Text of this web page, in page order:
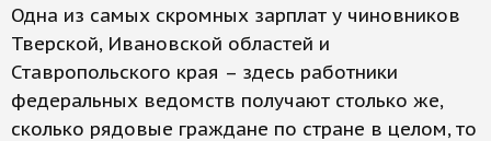
Одна из самых скромных зарплат у чиновников
Тверской, Ивановской областей и
Ставропольского края – здесь работники
федеральных ведомств получают столько же,
сколько рядовые граждане по стране в целом, то